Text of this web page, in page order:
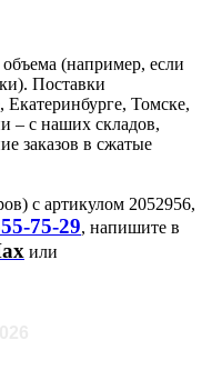
(например, если
Поставки
Томске,
– с наших складов,
заказов в сжатые
с артикулом 2052956,
75-29, напишите в
или